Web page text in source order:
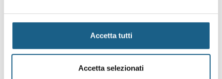
Accetta tutti
Accetta selezionati
preparazione, occorre considerare inoltre la mole e la
dispersività di ciascun argomento.